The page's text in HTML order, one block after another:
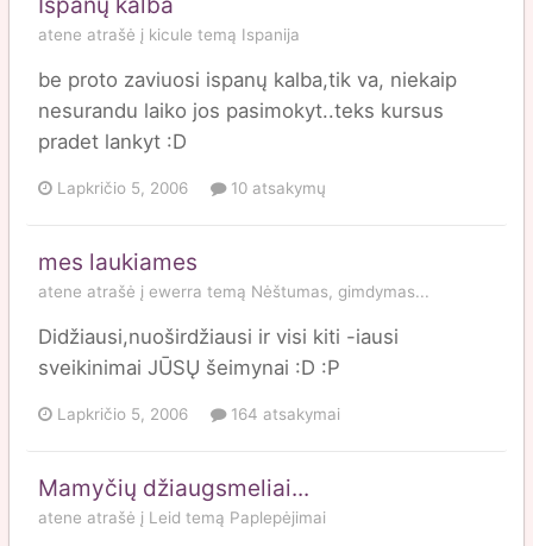
atene atrašė į kicule temą Ispanija
be proto zaviuosi ispanų kalba,tik va, niekaip
nesurandu laiko jos pasimokyt..teks kursus
pradet lankyt :D
Lapkričio 5, 2006 10 atsakymų
mes laukiames
atene atrašė į ewerra temą Nėštumas, gimdymas...
Didžiausi,nuoširdžiausi ir visi kiti -iausi
sveikinimai JŪSŲ šeimynai :D :P
Lapkričio 5, 2006 164 atsakymai
Mamyčių džiaugsmeliai...
atene atrašė į Leid temą Paplepėjimai